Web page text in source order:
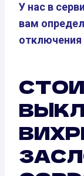
У нас в
вам
отключения